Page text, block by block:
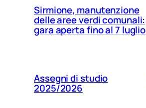
Sirmione, manutenzione
delle aree verdi comunali:
gara aperta fino al 7 luglio
Assegni di studio
2025/2026